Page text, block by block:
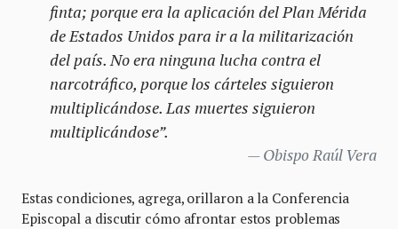
finta; porque era la aplicación del Plan Mérida
de Estados Unidos para ir a la militarización
del país. No era ninguna lucha contra el
narcotráfico, porque los cárteles siguieron
multiplicándose. Las muertes siguieron
multiplicándose”.
Obispo Raúl Vera
Estas condiciones, agrega, orillaron a la Conferencia
Episcopal a discutir cómo afrontar estos problemas